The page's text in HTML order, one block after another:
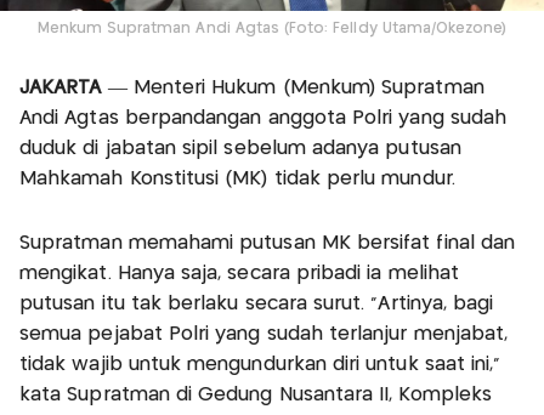
Menkum Supratman Andi Agtas (Foto: Felldy Utama/Okezone)
JAKARTA— Menteri Hukum (Menkum) Supratman
Andi Agtas berpandangan anggota Polri yang sudah
duduk di jabatan sipil sebelum adanya putusan
Mahkamah Konstitusi (MK) tidak perlu mundur.
Supratman memahami putusan MK bersifat final dan
mengikat. Hanya saja, secara pribadi ia melihat
putusan itu tak berlaku secara surut. "Artinya, bagi
semua pejabat Polri yang sudah terlanjur menjabat,
tidak wajib untuk mengundurkan diri untuk saat ini,"
kata Supratman di Gedung Nusantara II, Kompleks